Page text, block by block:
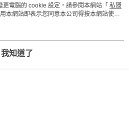
/抗老
電腦的 cookie 設定，請參閱本網站「 私隱
本網站即表示您同意本公司得按本網站使用
我知道了